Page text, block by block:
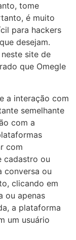
tome
é muito
para hackers
desejam.
site de
que Omegle
a interação com
semelhante
com a
com
cadastro ou
conversa ou
clicando em
ou apenas
a plataforma
um usuário